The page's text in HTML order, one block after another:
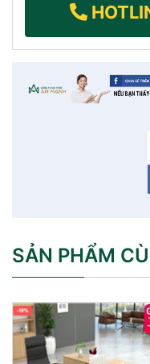
SẢN PHẨM